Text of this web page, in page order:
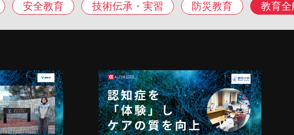
安全教育 技術伝承・実習 防災教育 教育全